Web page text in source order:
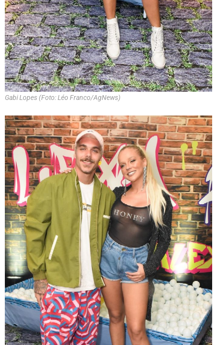
Gabi Lopes (Foto: Léo Franco/AgNews)